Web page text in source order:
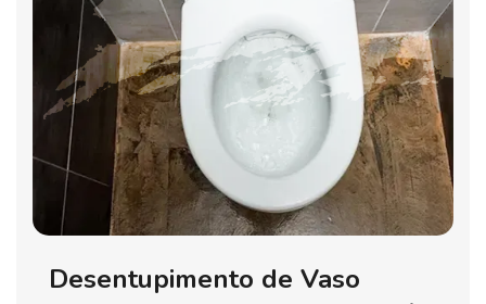
Desentupimento de Vaso